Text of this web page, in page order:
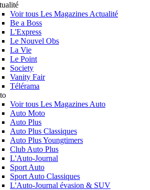
Voir tous Les Magazines Actualité
Be a Boss
L'Express
Le Nouvel Obs
La Vie
Le Point
Society
Vanity Fair
Télérama
Voir tous Les Magazines Auto
Auto Moto
Auto Plus
Auto Plus Classiques
Auto Plus Youngtimers
Club Auto Plus
L'Auto-Journal
Sport Auto
Sport Auto Classiques
L'Auto-Journal évasion & SUV